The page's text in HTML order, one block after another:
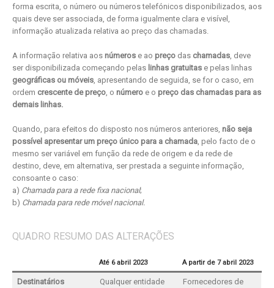
forma escrita, o número ou números telefónicos disponibilizados, aos
quais deve ser associada, de forma igualmente clara e visível,
informação atualizada relativa ao preço das chamadas.
A informação relativa aos números e ao preço das chamadas, deve
ser disponibilizada começando pelas linhas gratuitas e pelas linhas
geográficas ou móveis, apresentando de seguida, se for o caso, em
ordem crescente de preço, o número e o preço das chamadas para as
demais linhas.
Quando, para efeitos do disposto nos números anteriores, não seja
possível apresentar um preço único para a chamada, pelo facto de o
mesmo ser variável em função da rede de origem e da rede de
destino, deve, em alternativa, ser prestada a seguinte informação,
consoante o caso:
a) Chamada para a rede fixa nacional;
b) Chamada para rede móvel nacional.
QUADRO RESUMO DAS ALTERAÇÕES
Até 6 abril 2023 A partir de 7 abril 2023
Destinatários
Qualquer entidade
Fornecedores de